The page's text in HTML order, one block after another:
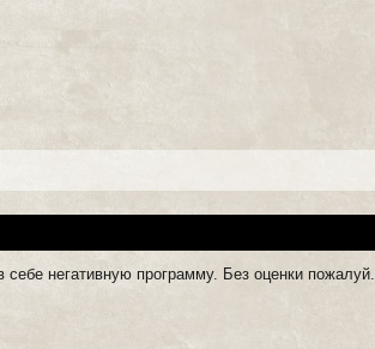
себе негативную программу. Без оценки пожалуй.